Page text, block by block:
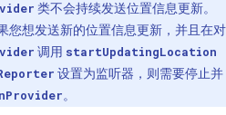
类不会持续发送位置信息更新。
您想发送新的位置信息更新，并且在对
调用 startUpdatingLocation
设置为监听器，则需要停止并
。